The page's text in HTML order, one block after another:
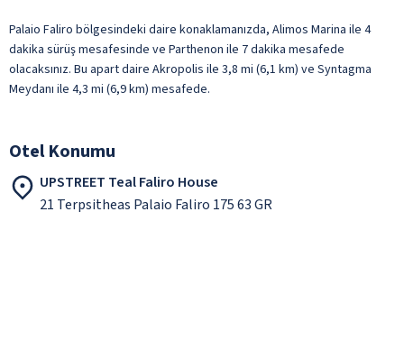
Palaio Faliro bölgesindeki daire konaklamanızda, Alimos Marina ile 4
dakika sürüş mesafesinde ve Parthenon ile 7 dakika mesafede
olacaksınız. Bu apart daire Akropolis ile 3,8 mi (6,1 km) ve Syntagma
Meydanı ile 4,3 mi (6,9 km) mesafede.
Otel Konumu
UPSTREET Teal Faliro House
21 Terpsitheas Palaio Faliro 175 63 GR